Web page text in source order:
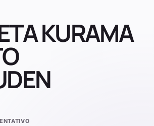
KURAMA